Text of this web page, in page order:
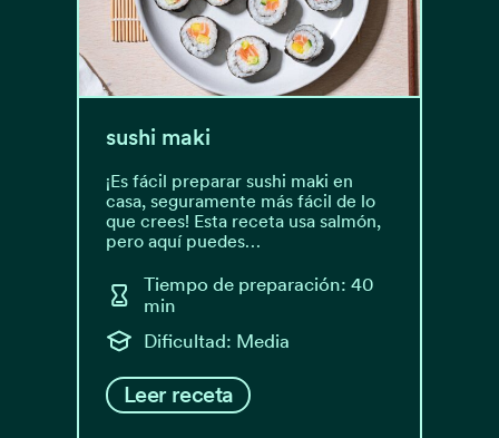
sushi maki
¡Es fácil preparar sushi maki en
casa, seguramente más fácil de lo
que crees! Esta receta usa salmón,
pero aquí puedes…
Tiempo de preparación: 40
min
Dificultad: Media
Leer receta